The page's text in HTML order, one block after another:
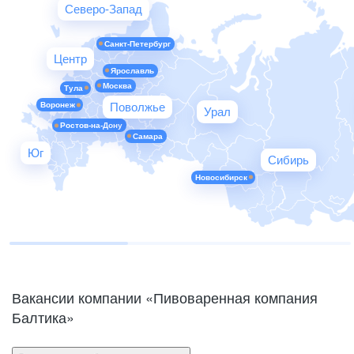
Северо-Запад
Центр
Юг
Поволжье Урал
Сибирь
Санкт-Петербург
Ярославль
Москва
Тула
Воронеж
Ростов-на-Дону
Самара
Новосибирск
Вакансии компании «Пивоваренная компания
Балтика»